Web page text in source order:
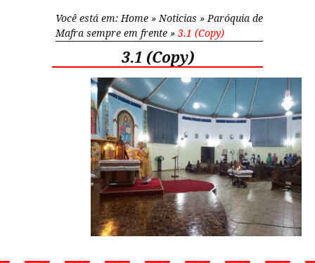
Você está em: Home » Noticias » Paróquia de
Mafra sempre em frente » 3.1 (Copy)
3.1 (Copy)